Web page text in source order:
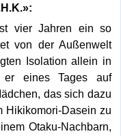
vier Jahren ein so
von der Außenwelt
Isolation allein in
er eines Tages auf
das sich dazu
Hikikomori-Dasein zu
Otaku-Nachbarn,